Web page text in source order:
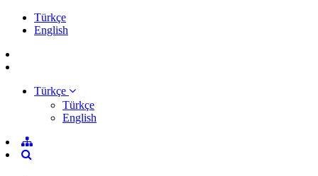
Türkçe
English
Türkçe
Türkçe
English